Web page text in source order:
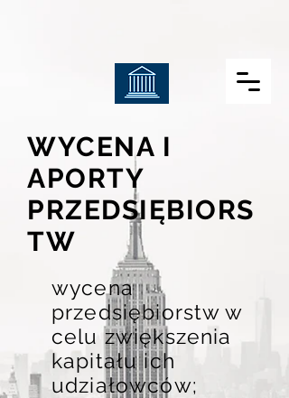
WYCENA I
APORTY
PRZEDSIĘBIORS
TW
wycena
przedsiębiorstw w
celu zwiększenia
kapitału ich
udziałowców;